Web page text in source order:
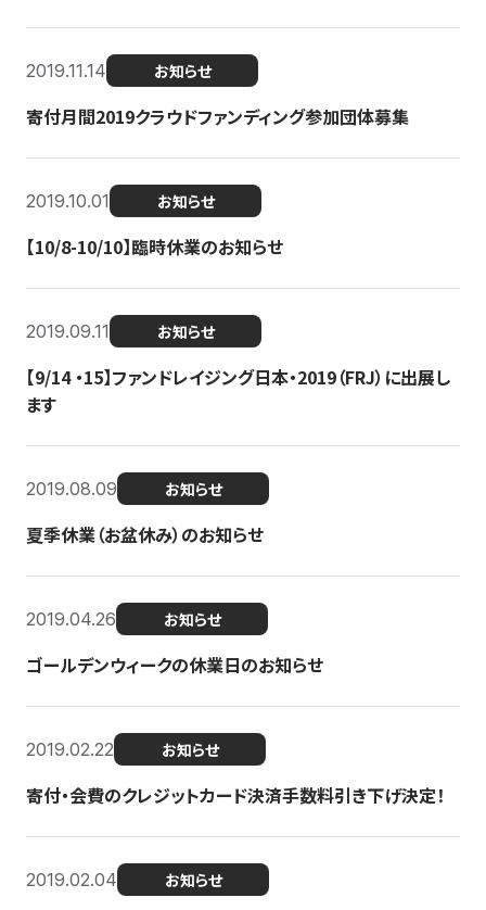
2019.11.14 お知らせ
寄付月間2019クラウドファンディング参加団体募集
2019.10.01 お知らせ
【10/8-10/10】臨時休業のお知らせ
2019.09.11 お知らせ
【9/14 ・15】ファンドレイジング日本・2019（FRJ）に出展し
ます
2019.08.09 お知らせ
夏季休業（お盆休み）のお知らせ
2019.04.26 お知らせ
ゴールデンウィークの休業日のお知らせ
2019.02.22 お知らせ
寄付・会費のクレジットカード決済手数料引き下げ決定！
2019.02.04 お知らせ